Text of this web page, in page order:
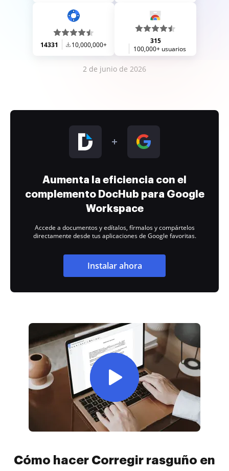
14331 10,000,000+
315
100,000+ usuarios
2 de junio de 2026
Aumenta la eficiencia con el
complemento DocHub para Google
Workspace
Accede a documentos y edítalos, fírmalos y compártelos
directamente desde tus aplicaciones de Google favoritas.
Instalar ahora
Cómo hacer Corregir rasguño en